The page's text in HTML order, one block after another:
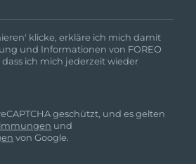
klicke, erkläre ich mich damit
und Informationen von FOREO
ich mich jederzeit wieder
geschützt, und es gelten
und
von Google.